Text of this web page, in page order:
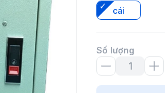
cái
Số lượng